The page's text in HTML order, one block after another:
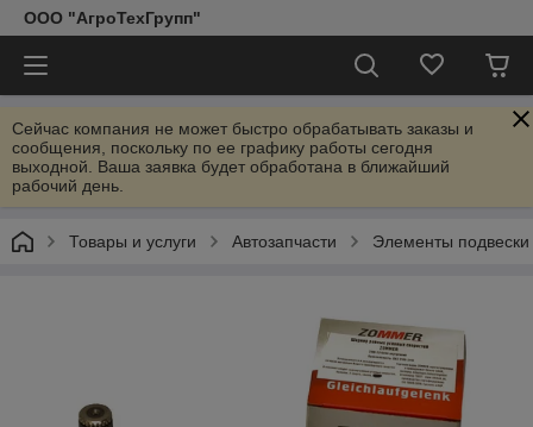
ООО "АгроТехГрупп"
Сейчас компания не может быстро обрабатывать заказы и
сообщения, поскольку по ее графику работы сегодня
выходной. Ваша заявка будет обработана в ближайший
рабочий день.
Товары и услуги Автозапчасти Элементы подвески